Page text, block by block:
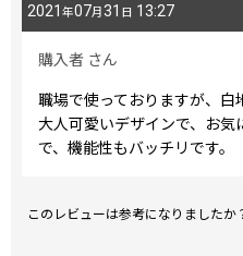
2021 年07月 31 日 13:27
購入者 さん
職場で使っておりますが、白
大人可愛いデザインで、お気
で、機能性もバッチリです。
このレビューは参考になりましたか